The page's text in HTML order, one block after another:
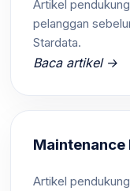
Artikel
pelanggan
Stardata.
Baca artikel →
Maintenance
Artikel